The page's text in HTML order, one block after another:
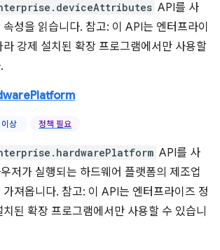
API를 사
성을 읽습니다. 참고: 이 API는 엔터프라이
강제 설치된 확장 프로그램에서만 사용할
상 정책 필요
API를 사
저가 실행되는 하드웨어 플랫폼의 제조업
가져옵니다. 참고: 이 API는 엔터프라이즈 정
된 확장 프로그램에서만 사용할 수 있습니